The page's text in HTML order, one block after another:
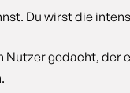
Du wirst die
Nutzer gedacht,